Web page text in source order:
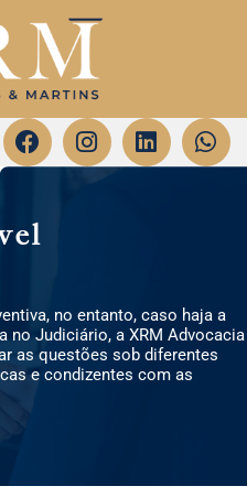
no entanto, caso haja a
no Judiciário, a XRM Advocacia
as questões sob diferentes
e condizentes com as